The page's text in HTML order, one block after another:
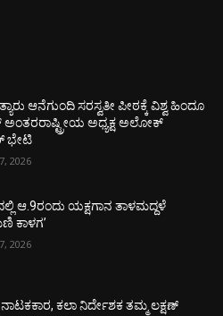
ಆನೆಗುಂದಿ ಸರಸ್ವತೀ ಪೀಠಕ್ಕೆ ವಿಶ್ವ ಹಿಂದೂ
ಅಧ್ಯಕ್ಷ ಅಲೋಕ್
ಭೇಟಿ
2026
ಆ.9ರಂದು ಯಕ್ಷಗಾನ ತಾಳಮದ್ದಳೆ
ಕಾಳಗ’
2026
ಕಲಾ ನಿರ್ದೇಶಕ ತಮ್ಮ ಲಕ್ಷಣ್